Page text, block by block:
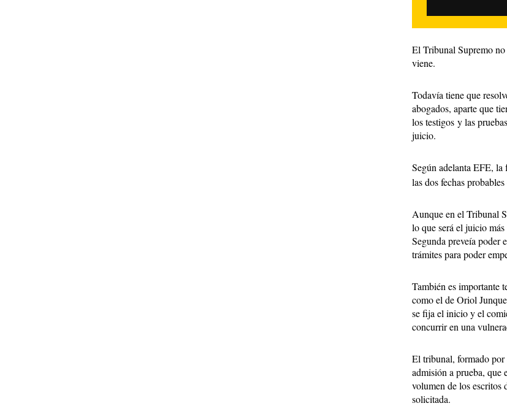
El Tribunal Supremo
viene.
Todavía tiene que
abogados, aparte que
los testigos y las
juicio.
Según adelanta EFE, la
las dos fechas
Aunque en el Tribunal
lo que será el juicio
Segunda preveía poder
trámites para poder
También es importante
como el de Oriol
se fija el inicio y el
concurrir en una
El tribunal, formado por
admisión a prueba, que
volumen de los escritos
solicitada.